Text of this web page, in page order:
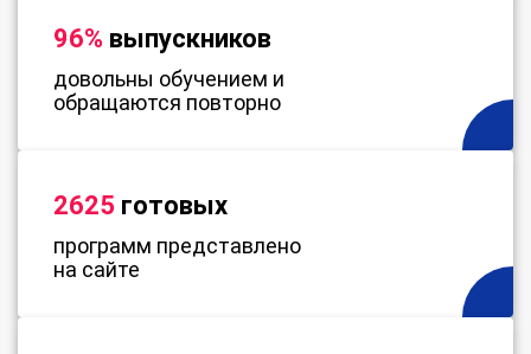
96% выпускников
довольны обучением и
обращаются повторно
2625 готовых
программ представлено
на сайте